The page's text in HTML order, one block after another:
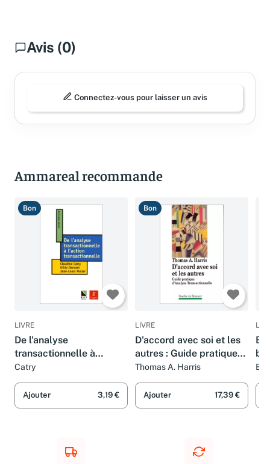
Avis (0)
Connectez-vous pour laisser un avis
Ammareal recommande
Bon
LIVRE
De l'analyse
transactionnelle à
l'action transactionnelle
Catry
Ajouter 3,19 €
Bon
LIVRE
D'accord avec soi et les
autres : Guide pratique
d'analyse
transactionnelle
Thomas A. Harris
Ajouter 17,39 €